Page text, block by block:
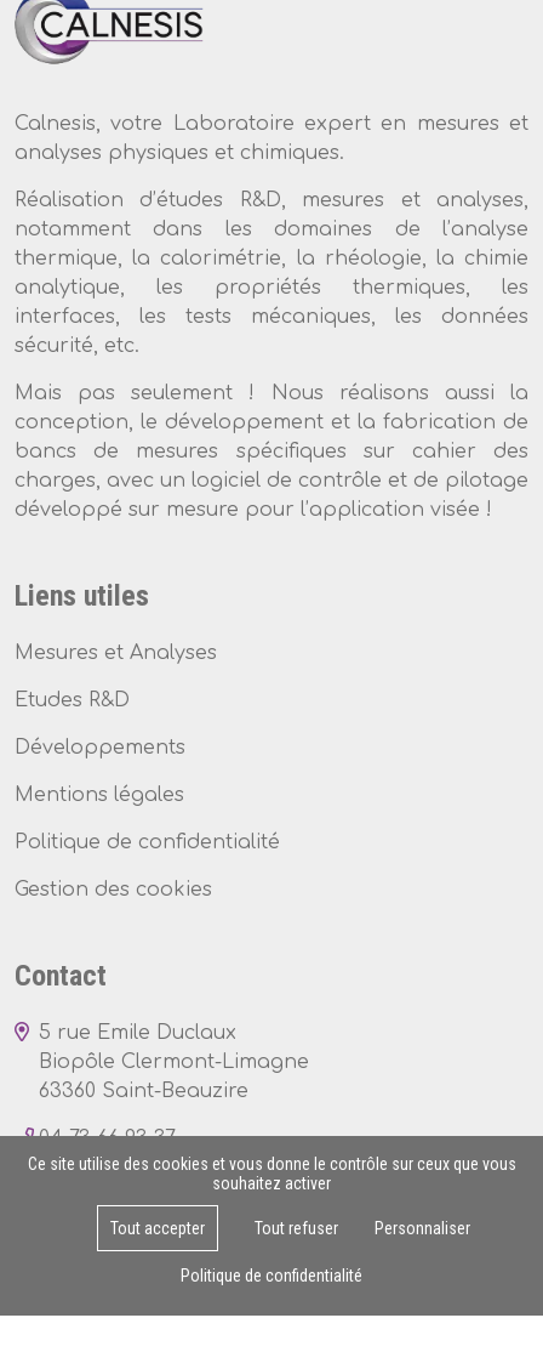
Calnesis, votre Laboratoire expert en mesures et
analyses physiques et chimiques.
Réalisation d’études R&D, mesures et analyses,
notamment dans les domaines de l’analyse
thermique, la calorimétrie, la rhéologie, la chimie
analytique, les propriétés thermiques, les
interfaces, les tests mécaniques, les données
sécurité, etc.
Mais pas seulement ! Nous réalisons aussi la
conception, le développement et la fabrication de
bancs de mesures spécifiques sur cahier des
charges, avec un logiciel de contrôle et de pilotage
développé sur mesure pour l’application visée !
Liens utiles
Mesures et Analyses
Etudes R&D
Développements
Mentions légales
Politique de confidentialité
Gestion des cookies
Contact
5 rue Emile Duclaux
Biopôle Clermont-Limagne
63360 Saint-Beauzire
04 73 66 93 37
Lun - Ven : 8h - 17h
Ce site utilise des cookies et vous donne le contrôle sur ceux que vous
souhaitez activer
Tout accepter Tout refuser Personnaliser
Politique de confidentialité